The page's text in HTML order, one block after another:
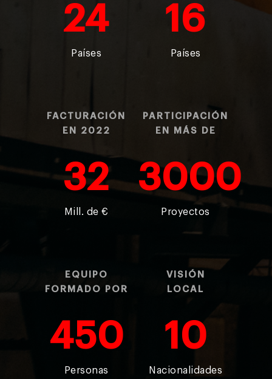
24
Países
16
Países
FACTURACIÓN
EN 2022
32
Mill. de €
PARTICIPACIÓN
EN MÁS DE
3000
Proyectos
EQUIPO
FORMADO POR
450
Personas
VISIÓN
LOCAL
10
Nacionalidades